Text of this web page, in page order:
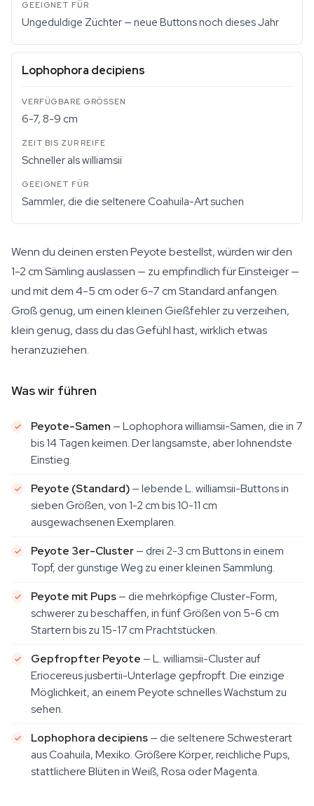
Ungeduldige Züchter — neue Buttons noch dieses Jahr
Lophophora decipiens
6-7, 8-9 cm
Schneller als williamsii
Sammler, die die seltenere Coahuila-Art suchen
Wenn du deinen ersten Peyote bestellst, würden wir den
1-2 cm Sämling auslassen — zu empfindlich für Einsteiger —
und mit dem 4-5 cm oder 6-7 cm Standard anfangen.
Groß genug, um einen kleinen Gießfehler zu verzeihen,
klein genug, dass du das Gefühl hast, wirklich etwas
heranzuziehen.
Was wir führen
Peyote-Samen — Lophophora williamsii-Samen, die in 7
bis 14 Tagen keimen. Der langsamste, aber lohnendste
Einstieg.
Peyote (Standard)— lebende L. williamsii-Buttons in
sieben Größen, von 1-2 cm bis 10-11 cm
ausgewachsenen Exemplaren.
Peyote 3er-Cluster— drei 2-3 cm Buttons in einem
Topf, der günstige Weg zu einer kleinen Sammlung.
Peyote mit Pups— die mehrköpfige Cluster-Form,
schwerer zu beschaffen, in fünf Größen von 5-6 cm
Startern bis zu 15-17 cm Prachtstücken.
Gepfropfter Peyote — L. williamsii-Cluster auf
Eriocereus jusbertii-Unterlage gepfropft. Die einzige
Möglichkeit, an einem Peyote schnelles Wachstum zu
sehen.
Lophophora decipiens— die seltenere Schwesterart
aus Coahuila, Mexiko. Größere Körper, reichliche Pups,
stattlichere Blüten in Weiß, Rosa oder Magenta.